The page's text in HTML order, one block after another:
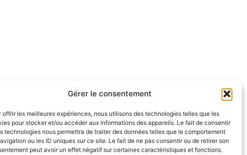
Gérer le consentement
offrir les meilleures expériences, nous utilisons des technologies telles que les
pour stocker et/ou accéder aux informations des appareils. Le fait de consentir
technologies nous permettra de traiter des données telles que le comportement
ou les ID uniques sur ce site. Le fait de ne pas consentir ou de retirer son
peut avoir un effet négatif sur certaines caractéristiques et fonctions.